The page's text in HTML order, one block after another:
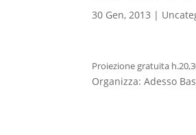
30 Gen, 2013 |
Proiezione gratuita
Organizza: Adesso